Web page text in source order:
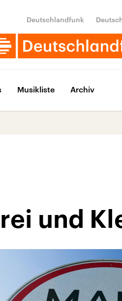
Deutschlandfunk
Musikliste Archiv
und